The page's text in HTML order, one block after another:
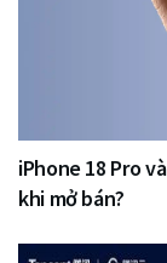
iPhone 18 Pro
khi mở bán?